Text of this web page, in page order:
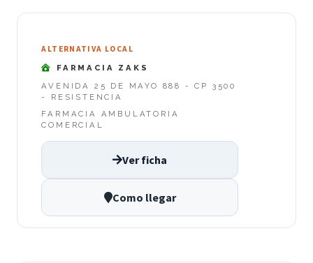
ALTERNATIVA LOCAL
FARMACIA ZAKS
AVENIDA 25 DE MAYO 888 - CP 3500
- RESISTENCIA
FARMACIA AMBULATORIA
COMERCIAL
Ver ficha
Como llegar